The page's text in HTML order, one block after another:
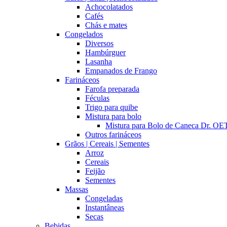
Achocolatados
Cafés
Chás e mates
Congelados
Diversos
Hambúrguer
Lasanha
Empanados de Frango
Farináceos
Farofa preparada
Féculas
Trigo para quibe
Mistura para bolo
Mistura para Bolo de Caneca Dr.
Outros farináceos
Grãos | Cereais | Sementes
Arroz
Cereais
Feijão
Sementes
Massas
Congeladas
Instantâneas
Secas